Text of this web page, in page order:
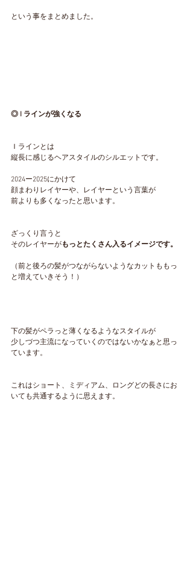
という事をまとめました。
◎ I ラインが強くなる
Ｉラインとは
縦長に感じるヘアスタイルのシルエットです。
2024ー2025にかけて
顔まわりレイヤーや、レイヤーという言葉が
前よりも多くなったと思います。
ざっくり言うと
そのレイヤーがもっとたくさん入るイメージです。
（前と後ろの髪がつながらないようなカットももっ
と増えていきそう！）
下の髪がペラっと薄くなるようなスタイルが
少しづつ主流になっていくのではないかなぁと思っ
ています。
これはショート、ミディアム、ロングどの長さにお
いても共通するように思えます。